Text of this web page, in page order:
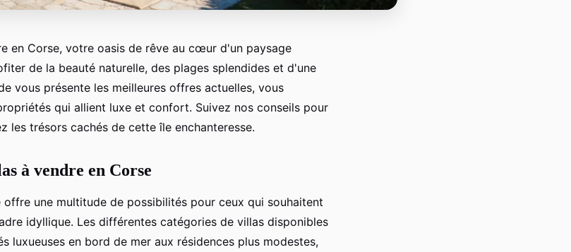
en Corse, votre oasis de rêve au cœur d'un paysage
de la beauté naturelle, des plages splendides et d'une
vous présente les meilleures offres actuelles, vous
qui allient luxe et confort. Suivez nos conseils pour
les trésors cachés de cette île enchanteresse.
à vendre en Corse
offre une multitude de possibilités pour ceux qui souhaitent
idyllique. Les différentes catégories de villas disponibles
luxueuses en bord de mer aux résidences plus modestes,